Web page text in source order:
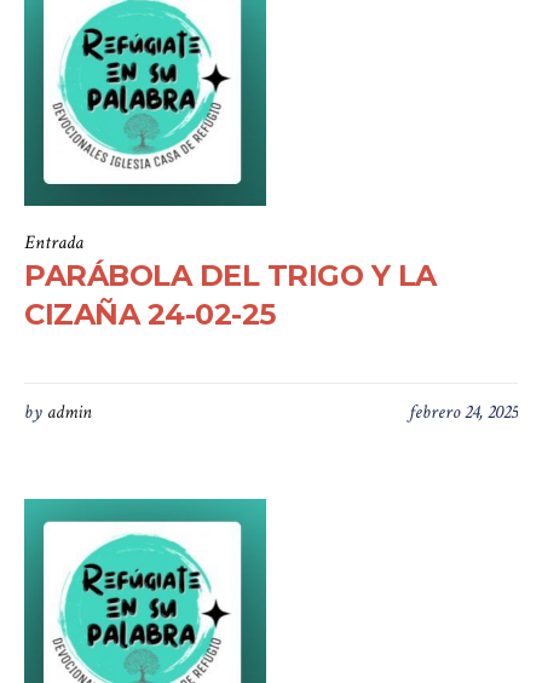
Entrada
PARÁBOLA DEL TRIGO Y LA
CIZAÑA 24-02-25
febrero 24, 2025
by admin